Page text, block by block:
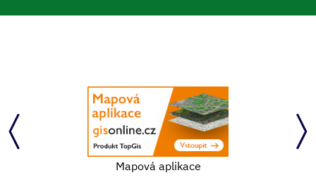
Mapová aplikace